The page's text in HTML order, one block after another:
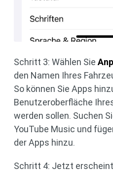
Schritt 3: Wählen Sie
den Namen Ihres
So können Sie Apps
Benutzeroberfläche
werden sollen. Suchen
YouTube Music und
der Apps hinzu.
Schritt 4: Jetzt